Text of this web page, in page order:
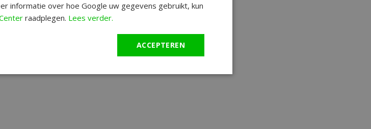
informatie over hoe Google uw gegevens gebruikt, kun
raadplegen. Lees verder.
ACCEPTEREN